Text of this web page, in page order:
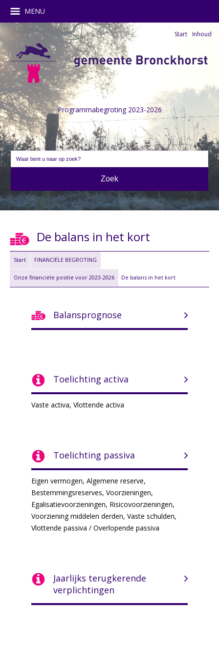
Programmabegroting 2023-2026
Start Inhoud
MENU
De balans in het kort
Start FINANCIËLE BEGROTING
Onze financiële positie voor 2023-2026 De balans in het kort
Balansprognose
Toelichting activa
Vaste activa, Vlottende activa
Toelichting passiva
Eigen vermogen, Algemene reserve,
Bestemmingsreserves, Voorzieningen,
Egalisatievoorzieningen, Risicovoorzieningen,
Voorziening middelen derden, Vaste schulden,
Vlottende passiva / Overlopende passiva
Jaarlijks terugkerende
verplichtingen